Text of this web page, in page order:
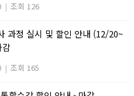
| 조회 126
과정 실시 및 할인 안내 (12/20~
감
| 조회 165